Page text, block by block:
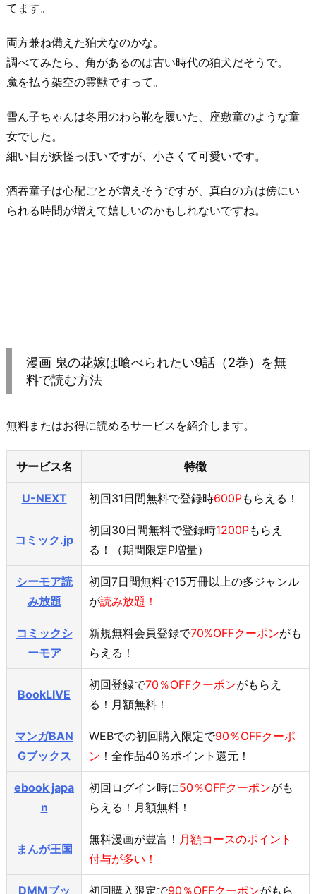
てます。
両方兼ね備えた狛犬なのかな。
調べてみたら、角があるのは古い時代の狛犬だそうで。
魔を払う架空の霊獣ですって。
雪ん子ちゃんは冬用のわら靴を履いた、座敷童のような童
女でした。
細い目が妖怪っぽいですが、小さくて可愛いです。
酒吞童子は心配ごとが増えそうですが、真白の方は傍にい
られる時間が増えて嬉しいのかもしれないですね。
漫画 鬼の花嫁は喰べられたい9話（2巻）を無
料で読む方法
無料またはお得に読めるサービスを紹介します。
サービス名 特徴
U-NEXT 初回31日間無料で登録時600Pもらえる！
コミック.jp
初回30日間無料で登録時1200Pもらえ
る！（期間限定P増量）
シーモア読
み放題
初回7日間無料で15万冊以上の多ジャンル
が読み放題！
コミックシ
ーモア
新規無料会員登録で70%OFFクーポンがも
らえる！
BookLIVE
初回登録で70％OFFクーポンがもらえ
る！月額無料！
マンガBAN
Gブックス
WEBでの初回購入限定で90％OFFクーポ
ン ！全作品40％ポイント還元！
ebook japa
n
初回ログイン時に50％OFFクーポンがも
らえる！月額無料！
まんが王国
無料漫画が豊富！ 月額コースのポイント
付与が多い！
DMMブッ 初回購入限定で90％OFFクーポンがもら